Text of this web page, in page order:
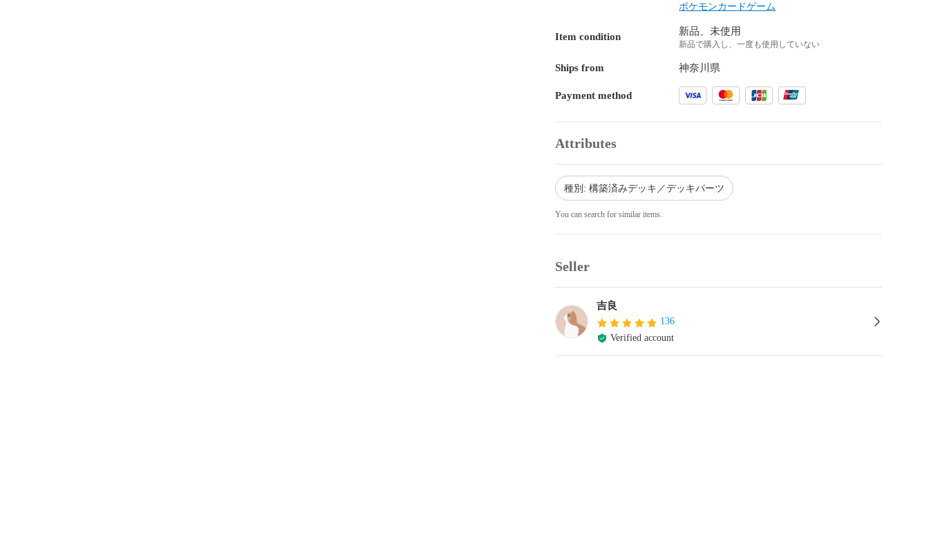
ポケモンカードゲーム
Item condition 新品、未使用
新品で購入し、一度も使用していない
Ships from 神奈川県
Payment method
Attributes
種別: 構築済みデッキ／デッキパーツ
You can search for similar items.
Seller
吉良
136
Verified account